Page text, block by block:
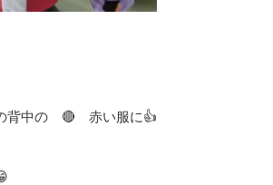
背中の 🔴 赤い服に👍